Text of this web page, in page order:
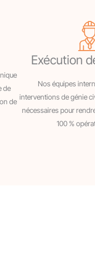
de
de
Exécution
Nos équipes
interventions de génie
nécessaires pour
100 %